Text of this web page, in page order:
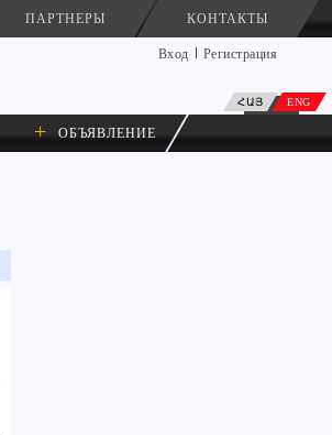
ПАРТНЕРЫ КОНТАКТЫ
Вход Регистрация
ՀԱՅ ENG
+ ОБЪЯВЛЕНИЕ